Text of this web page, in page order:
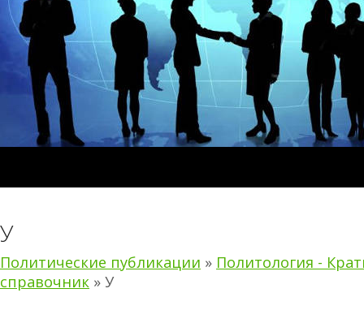
У
Политические публикации » Политология -
справочник » У